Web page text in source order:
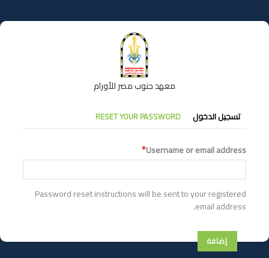
إلى
المحتوى
معهد جنوب مصر للأورام
التبويبات
الأساسية
تسجيل الدخول RESET YOUR PASSWORD
Username or email address
Password reset instructions will be sent to your registered
email address.